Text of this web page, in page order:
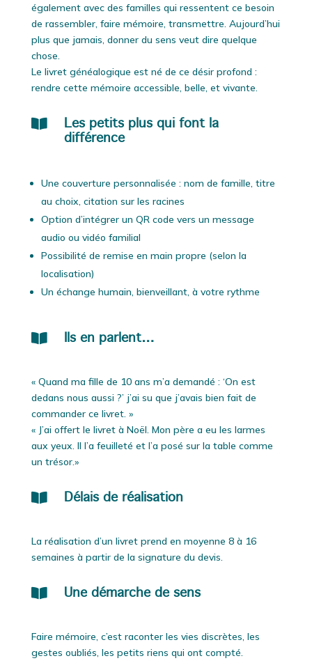
également avec des familles qui ressentent ce besoin
de rassembler, faire mémoire, transmettre. Aujourd’hui
plus que jamais, donner du sens veut dire quelque
chose.
Le livret généalogique est né de ce désir profond :
rendre cette mémoire accessible, belle, et vivante.

Les petits plus qui font la
différence
Une couverture personnalisée : nom de famille, titre
au choix, citation sur les racines
Option d’intégrer un QR code vers un message
audio ou vidéo familial
Possibilité de remise en main propre (selon la
localisation)
Un échange humain, bienveillant, à votre rythme
 Ils en parlent…
« Quand ma fille de 10 ans m’a demandé : ‘On est
dedans nous aussi ?’ j’ai su que j’avais bien fait de
commander ce livret. »
« J’ai offert le livret à Noël. Mon père a eu les larmes
aux yeux. Il l’a feuilleté et l’a posé sur la table comme
un trésor.»
 Délais de réalisation
La réalisation d’un livret prend en moyenne 8 à 16
semaines à partir de la signature du devis.
 Une démarche de sens
Faire mémoire, c’est raconter les vies discrètes, les
gestes oubliés, les petits riens qui ont compté.